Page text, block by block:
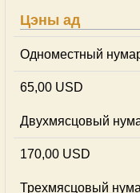
Цэны ад
Одноместный
65,00 USD
Двухмясцовый
170,00 USD
Трехмясцовый